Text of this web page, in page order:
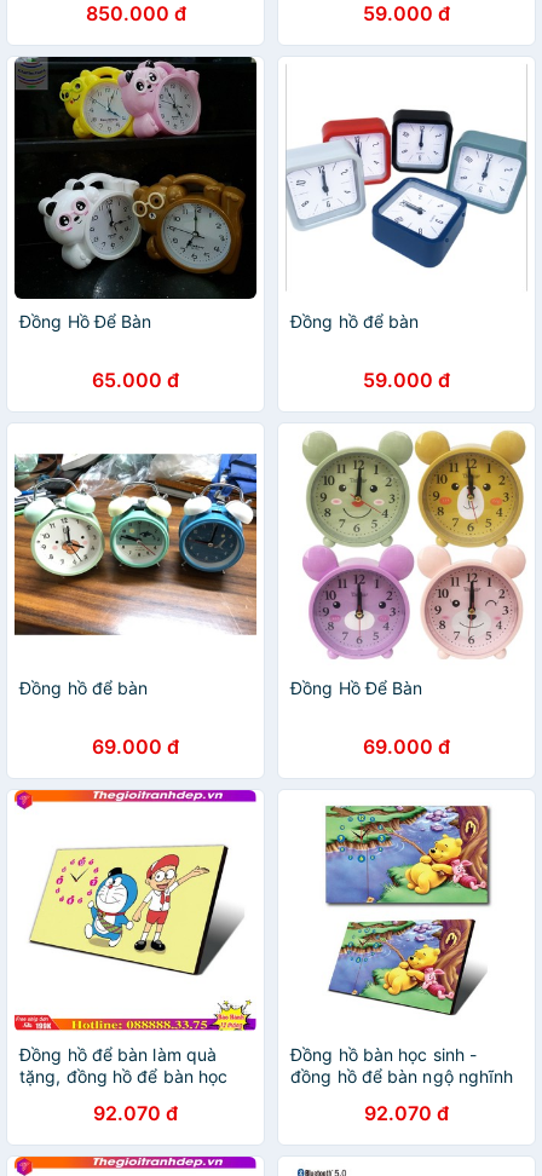
850.000 đ 59.000 đ
Đồng Hồ Để Bàn
65.000 đ
Đồng hồ để bàn
59.000 đ
Đồng hồ để bàn
69.000 đ
Đồng Hồ Để Bàn
69.000 đ
Đồng hồ để bàn làm quà
tặng, đồng hồ để bàn học
92.070 đ
Đồng hồ bàn học sinh -
đồng hồ để bàn ngộ nghĩnh
92.070 đ